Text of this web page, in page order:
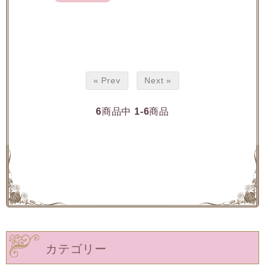
« Prev Next »
6商品中 1-6商品
カテゴリー